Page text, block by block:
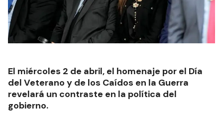
El miércoles 2 de abril, el homenaje por el Día
del Veterano y de los Caídos en la Guerra
revelará un contraste en la política del
gobierno.